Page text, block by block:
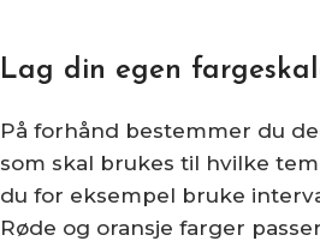
Lag din egen
På forhånd bestemmer du
som skal brukes til hvilke
du for eksempel bruke
Røde og oransje farger